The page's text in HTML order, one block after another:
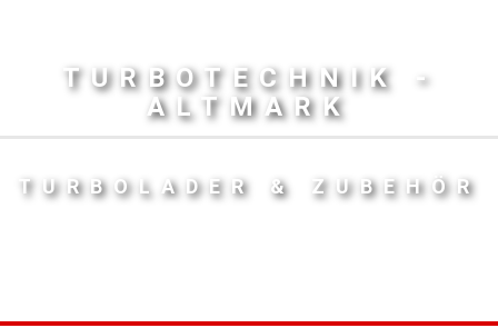
TURBOTECHNIK -
ALTMARK
TURBOLADER & ZUBEHÖR